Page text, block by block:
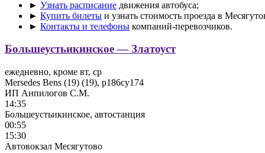
► Узнать расписание движения автобуса;
► Купить билеты и узнать стоимость проезда в
► Контакты и телефоны компаний-перевозчиков.
Большеустьикинское — Златоуст
ежедневно, кроме вт, ср
Mersedes Bens (19) (19), р186су174
ИП Анпилогов С.М.
14:35
Большеустьикинское, автостанция
00:55
15:30
Автовокзал Месягутово